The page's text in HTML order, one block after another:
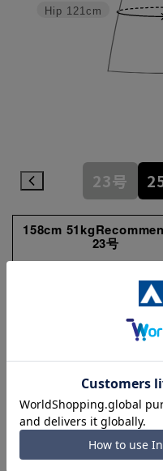
Hip 121cm
23号
158cm
23号
Find out more on your
あくまでもサイズを
主な機能